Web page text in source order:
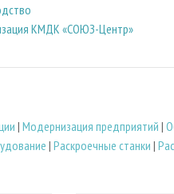
КМДК «СОЮЗ-Центр»
| Модернизация предприятий |
| Раскроечные станки |